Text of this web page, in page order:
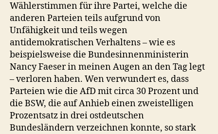
Wählerstimmen für ihre Partei, welche die
anderen Parteien teils aufgrund von
Unfähigkeit und teils wegen
antidemokratischen Verhaltens – wie es
beispielsweise die Bundesinnenministerin
Nancy Faeser in meinen Augen an den Tag legt
– verloren haben. Wen verwundert es, dass
Parteien wie die AfD mit circa 30 Prozent und
die BSW, die auf Anhieb einen zweistelligen
Prozentsatz in drei ostdeutschen
Bundesländern verzeichnen konnte, so stark